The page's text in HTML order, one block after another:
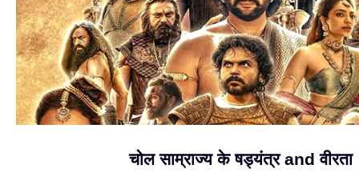
चोल साम्राज्य के षड्यंत्र and वीरता